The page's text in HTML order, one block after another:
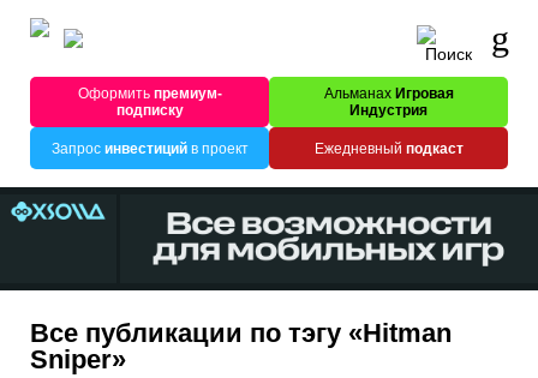
Оформитьпремиум-
подписку
Альманах Игровая
Индустрия
Запрос инвестицийв проект Ежедневный подкаст
Все публикации по тэгу «Hitman
Sniper»